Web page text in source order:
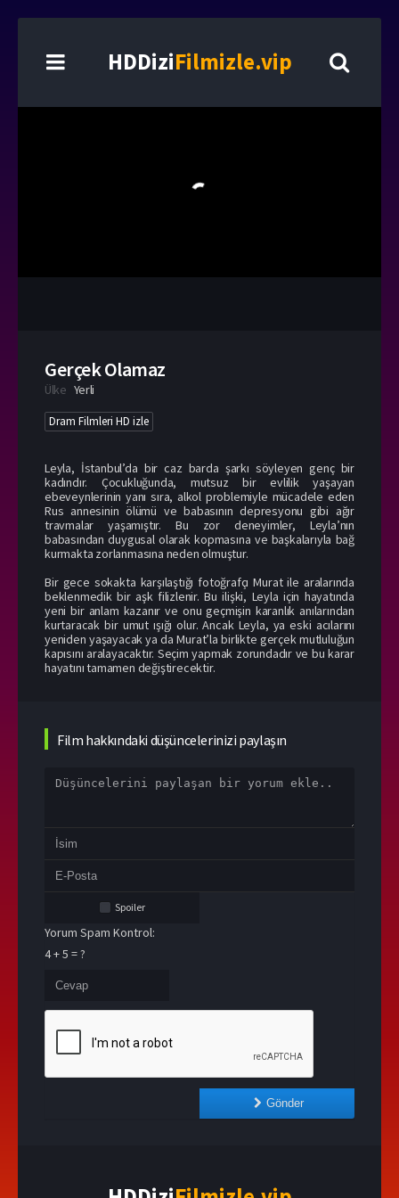
HDDiziFilmizle.vip
Gerçek Olamaz
Ülke Yerli
Dram Filmleri HD izle
Leyla, İstanbul’da bir caz barda şarkı söyleyen genç bir
kadındır. Çocukluğunda, mutsuz bir evlilik yaşayan
ebeveynlerinin yanı sıra, alkol problemiyle mücadele eden
Rus annesinin ölümü ve babasının depresyonu gibi ağır
travmalar yaşamıştır. Bu zor deneyimler, Leyla’nın
babasından duygusal olarak kopmasına ve başkalarıyla bağ
kurmakta zorlanmasına neden olmuştur.
Bir gece sokakta karşılaştığı fotoğrafçı Murat ile aralarında
beklenmedik bir aşk filizlenir. Bu ilişki, Leyla için hayatında
yeni bir anlam kazanır ve onu geçmişin karanlık anılarından
kurtaracak bir umut ışığı olur. Ancak Leyla, ya eski acılarını
yeniden yaşayacak ya da Murat’la birlikte gerçek mutluluğun
kapısını aralayacaktır. Seçim yapmak zorundadır ve bu karar
hayatını tamamen değiştirecektir.
Film hakkındaki düşüncelerinizi paylaşın
Spoiler
Yorum Spam Kontrol:
4 + 5 = ?
Gönder